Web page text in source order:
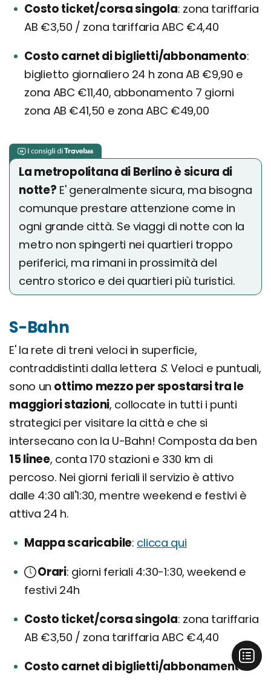
Costo ticket/corsa singola zona tariffaria
AB €3,50 / zona tariffaria ABC €4,40
Costo carnet di biglietti/abbonamento
biglietto giornaliero 24 h zona AB €9,90 e
zona ABC €11,40, abbonamento 7 giorni
zona AB €41,50 e zona ABC €49,00
La metropolitana di Berlino è sicura di
notte? E' generalmente sicura, ma bisogna
comunque prestare attenzione come in
ogni grande città. Se viaggi di notte con la
metro non spingerti nei quartieri troppo
periferici, ma rimani in prossimità del
centro storico e dei quartieri più turistici.
S-Bahn
E' la rete di treni veloci in superficie,
contraddistinti dalla lettera S. Veloci e puntuali,
sono un ottimo mezzo per spostarsi tra le
maggiori stazioni, collocate in tutti i punti
strategici per visitare la città e che si
intersecano con la U-Bahn! Composta da ben
15 linee, conta 170 stazioni e 330 km di
percoso. Nei giorni feriali il servizio è attivo
dalle 4:30 all'1:30, mentre weekend e festivi è
attiva 24 h.
Mappa scaricabile clicca qui
Orari giorni feriali 4:30-1:30, weekend e
festivi 24h
Costo ticket/corsa singola zona tariffaria
AB €3,50 / zona tariffaria ABC €4,40
Costo carnet di biglietti/abbonamento